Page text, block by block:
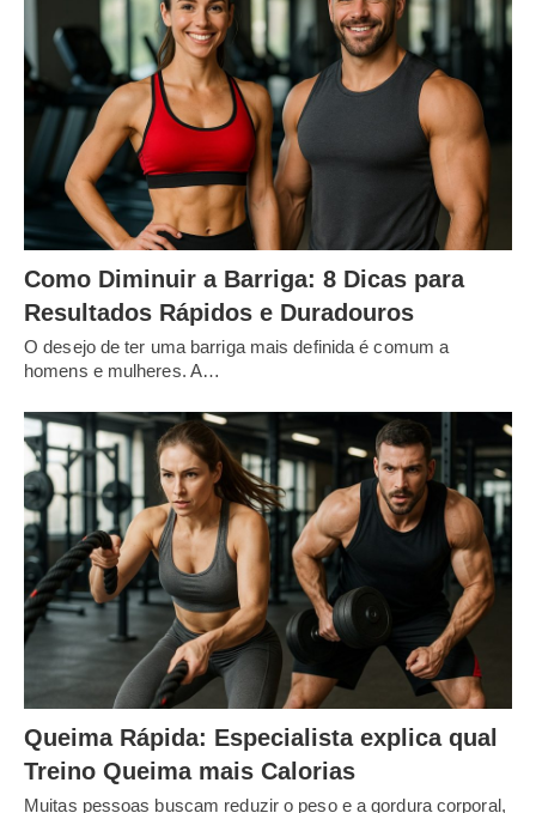
Como Diminuir a Barriga: 8 Dicas para
Resultados Rápidos e Duradouros
O desejo de ter uma barriga mais definida é comum a
homens e mulheres. A…
Queima Rápida: Especialista explica qual
Treino Queima mais Calorias
Muitas pessoas buscam reduzir o peso e a gordura corporal,